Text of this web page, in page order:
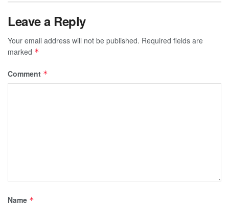
Leave a Reply
Your email address will not be published. Required fields are
marked *
Comment *
Name *